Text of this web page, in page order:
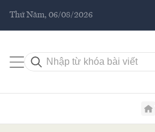
Thứ Năm, 06/08/2026